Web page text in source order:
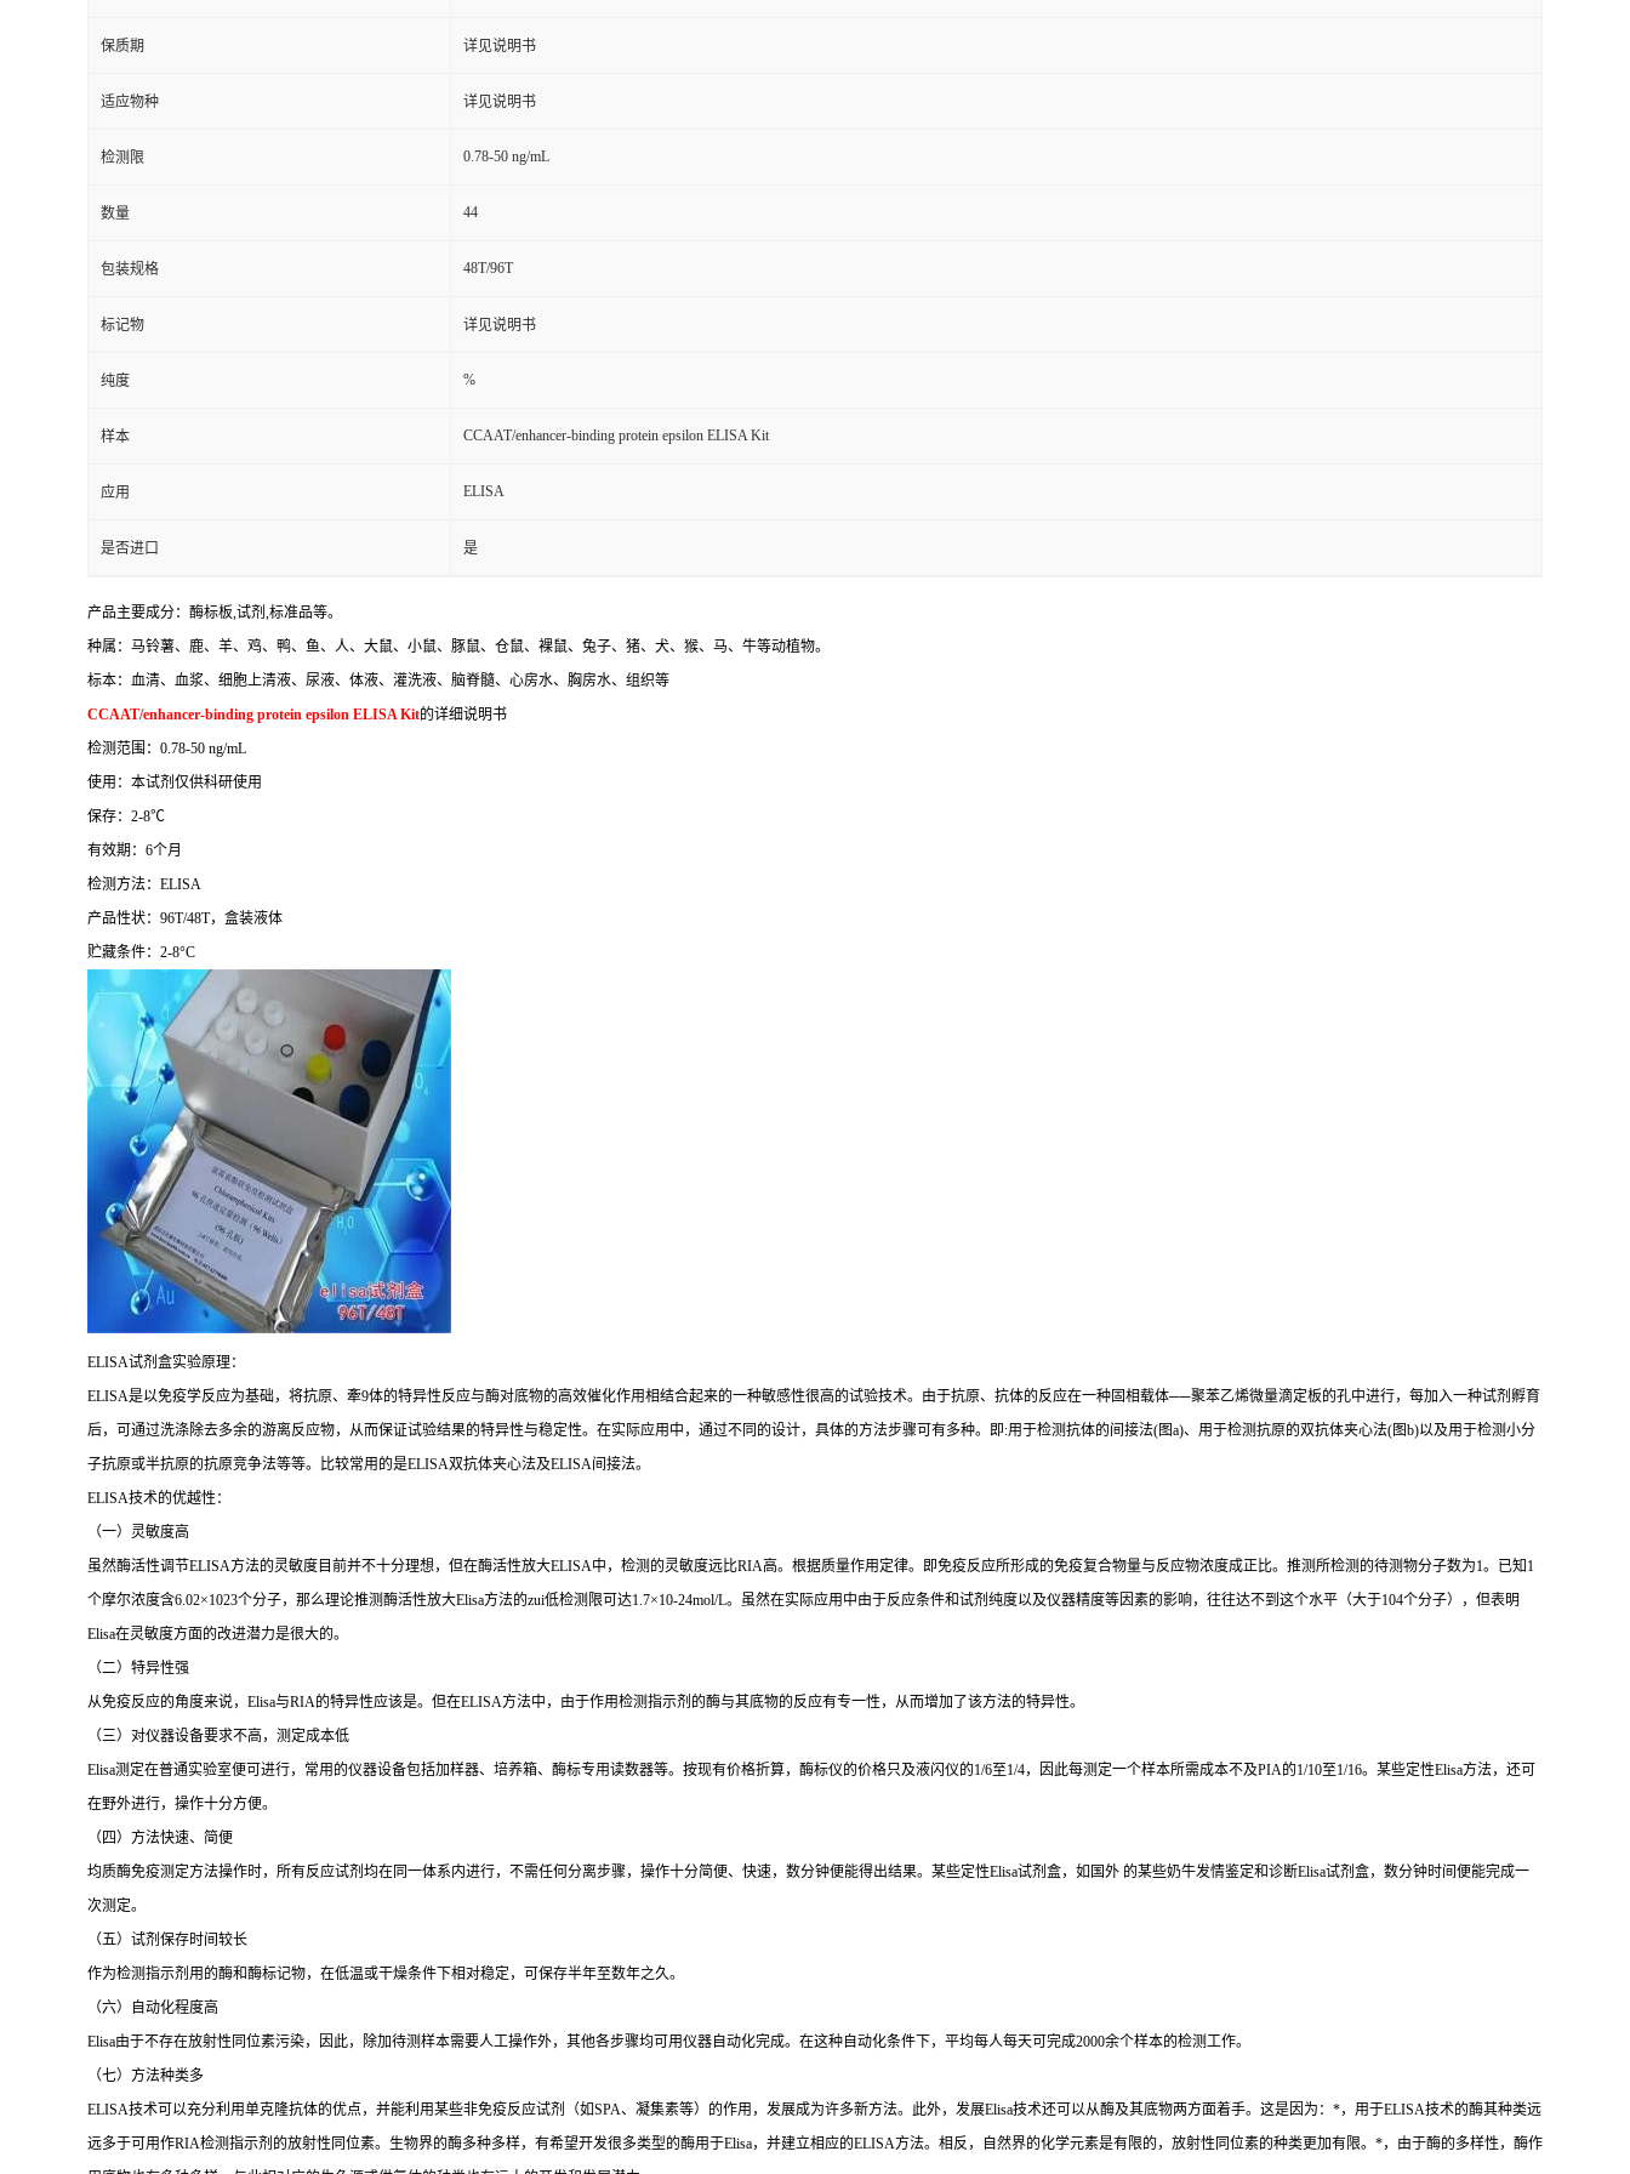
保质期 详见说明书
适应物种 详见说明书
检测限 0.78-50 ng/mL
数量 44
包装规格 48T/96T
标记物 详见说明书
纯度 %
样本 CCAAT/enhancer-binding protein epsilon ELISA Kit
应用 ELISA
是否进口 是
产品主要成分：酶标板 试剂 标准品等。
种属：马铃薯、鹿、羊、鸡、鸭、鱼、人、大鼠、小鼠、豚鼠、仓鼠、裸鼠、兔子、猪、犬、猴、马、牛等动植物。
标本：血清、血浆、细胞上清液、尿液、体液、灌洗液、脑脊髓、心房水、胸房水、组织等
CCAAT/enhancer-binding protein epsilon ELISA Kit的详细说明书
检测范围： 0.78-50 ng/mL
使用：本试剂仅供科研使用
保存： 2-8℃
有效期： 6个月
检测方法： ELISA
产品性状： 96T/48T，盒装液体
贮藏条件： 2-8°C
ELISA试剂盒实验原理：
ELISA是以免疫学反应为基础，将抗原、牽9体的特异性反应与酶对底物的高效催化作用相结合起来的一种敏感性很高的试验技术。由于抗原、抗体的反应在一种固相载体──聚苯乙烯微量滴定板的孔中进行，每加入一种试剂孵育
后，可通过洗涤除去多余的游离反应物，从而保证试验结果的特异性与稳定性。在实际应用中，通过不同的设计，具体的方法步骤可有多种。即:用于检测抗体的间接法(图a)、用于检测抗原的双抗体夹心法(图b)以及用于检测小分
子抗原或半抗原的抗原竞争法等等。比较常用的是ELISA双抗体夹心法及ELISA间接法。
ELISA技术的优越性：
（一）灵敏度高
虽然酶活性调节ELISA方法的灵敏度目前并不十分理想，但在酶活性放大ELISA中，检测的灵敏度远比RIA高。根据质量作用定律。即免疫反应所形成的免疫复合物量与反应物浓度成正比。推测所检测的待测物分子数为1。已知1
个摩尔浓度含6.02×1023个分子，那么理论推测酶活性放大Elisa方法的zui低检测限可达1.7×10-24mol/L。虽然在实际应用中由于反应条件和试剂纯度以及仪器精度等因素的影响，往往达不到这个水平（大于104个分子），但表明
Elisa在灵敏度方面的改进潜力是很大的。
（二）特异性强
从免疫反应的角度来说， Elisa与RIA的特异性应该是。但在ELISA方法中，由于作用检测指示剂的酶与其底物的反应有专一性，从而增加了该方法的特异性。
（三）对仪器设备要求不高，测定成本低
Elisa测定在普通实验室便可进行，常用的仪器设备包括加样器、培养箱、酶标专用读数器等。按现有价格折算，酶标仪的价格只及液闪仪的1/6至1/4，因此每测定一个样本所需成本不及PIA的1/10至1/16。某些定性Elisa方法，还可
在野外进行，操作十分方便。
（四）方法快速、简便
均质酶免疫测定方法操作时，所有反应试剂均在同一体系内进行，不需任何分离步骤，操作十分简便、快速，数分钟便能得出结果。某些定性Elisa试剂盒，如国外 的某些奶牛发情鉴定和诊断Elisa试剂盒，数分钟时间便能完成一
次测定。
（五）试剂保存时间较长
作为检测指示剂用的酶和酶标记物，在低温或干燥条件下相对稳定，可保存半年至数年之久。
（六）自动化程度高
Elisa由于不存在放射性同位素污染，因此，除加待测样本需要人工操作外，其他各步骤均可用仪器自动化完成。在这种自动化条件下，平均每人每天可完成2000余个样本的检测工作。
（七）方法种类多
ELISA技术可以充分利用单克隆抗体的优点，并能利用某些非免疫反应试剂（如SPA、凝集素等）的作用，发展成为许多新方法。此外，发展Elisa技术还可以从酶及其底物两方面着手。这是因为： *，用于ELISA技术的酶其种类远
远多于可用作RIA检测指示剂的放射性同位素。生物界的酶多种多样，有希望开发很多类型的酶用于Elisa，并建立相应的ELISA方法。相反，自然界的化学元素是有限的，放射性同位素的种类更加有限。 *，由于酶的多样性，酶作